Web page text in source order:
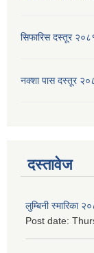
सिफारिस दस्तूर
नक्शा पास दस्तूर
दस्तावेज
लुम्बिनी स्मारिका
Post date: